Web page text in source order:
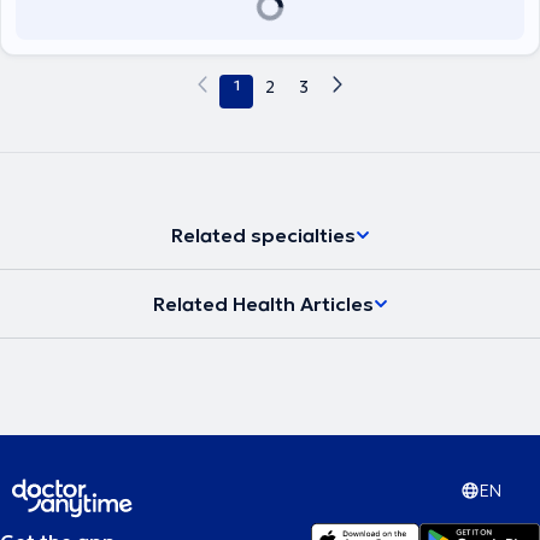
1 2 3
Related specialties
Related Health Articles
EN